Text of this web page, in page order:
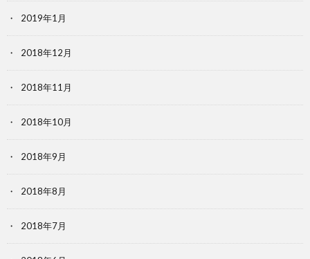
2019年1月
2018年12月
2018年11月
2018年10月
2018年9月
2018年8月
2018年7月